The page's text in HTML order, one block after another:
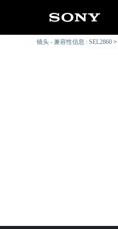
镜头 - 兼容性信息 : SEL2860